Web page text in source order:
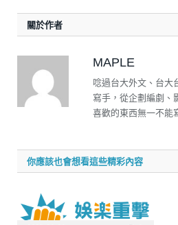
關於作者
MAPLE
唸過台大外文、台大
寫手，從企劃編劇、
喜歡的東西無一不能
你應該也會想看這些精彩內容